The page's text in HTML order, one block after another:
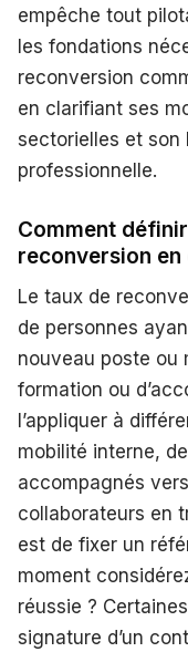
empêche tout
les fondations
reconversion
en clarifiant ses
sectorielles et son
professionnelle.
Comment
reconversion
Le taux de
de personnes
nouveau poste ou
formation ou
l’appliquer à
mobilité interne,
accompagnés
collaborateurs en
est de fixer un
moment
réussie ?
signature d’un